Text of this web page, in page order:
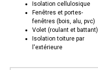
Isolation cellulosique
Fenêtres et portes-
fenêtres (bois, alu, pvc)
Volet (roulant et battant)
Isolation toiture par
l'extérieure